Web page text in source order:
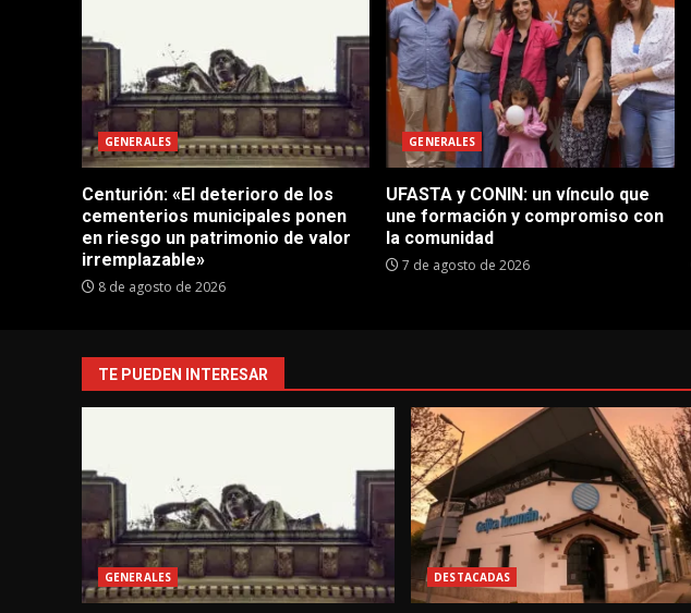
GENERALES
Centurión: «El deterioro de los
cementerios municipales ponen
en riesgo un patrimonio de valor
irremplazable»
8 de agosto de 2026
GENERALES
UFASTA y CONIN: un vínculo que
une formación y compromiso con
la comunidad
7 de agosto de 2026
TE PUEDEN INTERESAR
GENERALES DESTACADAS